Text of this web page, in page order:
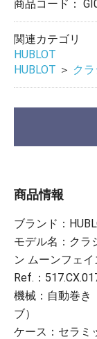
商品コード：
関連カテゴリ
HUBLOT
HUBLOT ＞ ク
商品情報
ブランド：
モデル名：ク
ン ムーンフェ
Ref.：
機械：自動巻
ブ）
ケース：セラミ